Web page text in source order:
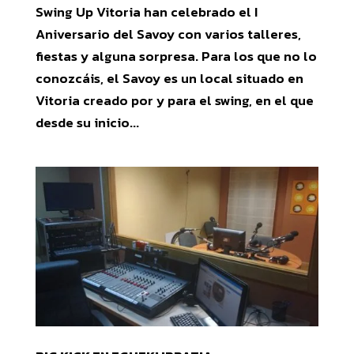
Swing Up Vitoria han celebrado el I
Aniversario del Savoy con varios talleres,
fiestas y alguna sorpresa. Para los que no lo
conozcáis, el Savoy es un local situado en
Vitoria creado por y para el swing, en el que
desde su inicio...